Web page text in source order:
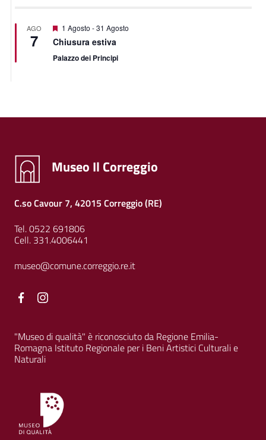
AGO
7
Segnalati
1 Agosto -31 Agosto
Chiusura estiva
Palazzo dei Principi
Museo Il Correggio
C.so Cavour 7, 42015 Correggio (RE)
Tel. 0522 691806
Cell. 331.4006441
museo@comune.correggio.re.it
Facebook
"Museo di qualità" è riconosciuto da Regione Emilia-
Romagna Istituto Regionale per i Beni Artistici Culturali e
Naturali